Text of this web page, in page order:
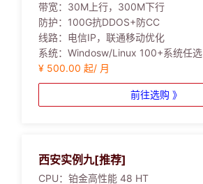
带宽： 30M上行，300M下行
防护： 100G抗DDOS+防CC
线路： 电信IP，联通移动优化
系统： Windosw/Linux 100+系统任选
¥ 500.00 起/ 月
前往选购 》
西安实例九[推荐]
CPU： 铂金高性能 48 HT